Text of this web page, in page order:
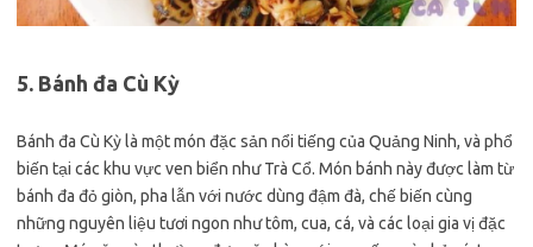
5. Bánh đa Cù Kỳ
Bánh đa Cù Kỳ là một món đặc sản nổi tiếng của Quảng Ninh, và phổ
biến tại các khu vực ven biển như Trà Cổ. Món bánh này được làm từ
bánh đa đỏ giòn, pha lẫn với nước dùng đậm đà, chế biến cùng
những nguyên liệu tươi ngon như tôm, cua, cá, và các loại gia vị đặc